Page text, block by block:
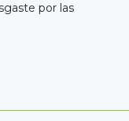
por las